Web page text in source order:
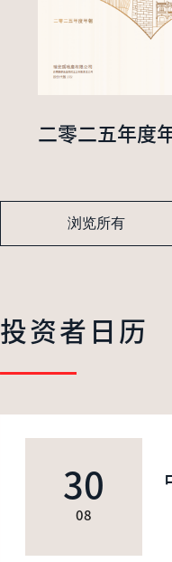
二零二五年度
浏览所有
投资者日历
30
08